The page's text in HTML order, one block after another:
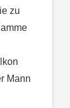
zu
Mann